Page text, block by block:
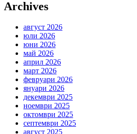
Archives
август 2026
юли 2026
юни 2026
май 2026
април 2026
март 2026
февруари 2026
януари 2026
декември 2025
ноември 2025
октомври 2025
септември 2025
август 2025